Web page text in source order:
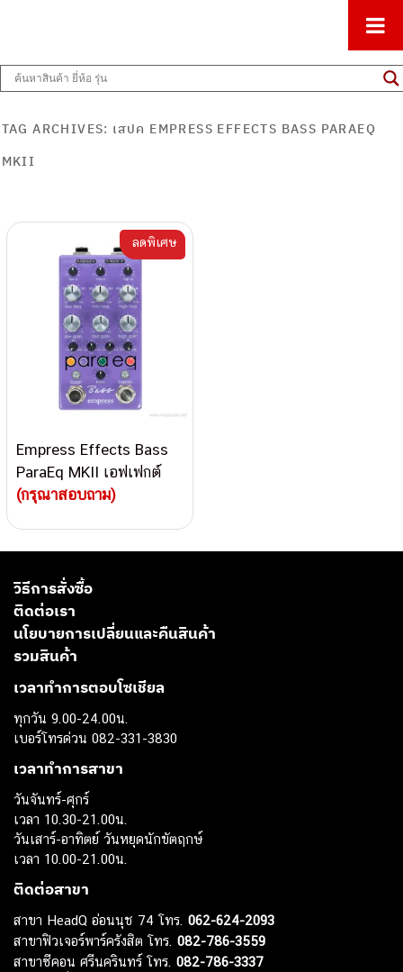
Music Arms
TAG ARCHIVES: เสปค EMPRESS EFFECTS BASS PARAEQ
MKII
Empress Effects Bass
ParaEq MKII เอฟเฟกต์
พาราเมตริกอีคิวสำหรับ
(กรุณาสอบถาม)
ลดพิเศษ
วิธีการสั่งซื้อ
ติดต่อเรา
นโยบายการเปลี่ยนและคืนสินค้า
รวมสินค้า
เวลาทำการตอบโซเชียล
ทุกวัน 9.00-24.00น.
เบอร์โทรด่วน 082-331-3830
เวลาทำการสาขา
วันจันทร์-ศุกร์
เวลา 10.30-21.00น.
วันเสาร์-อาทิตย์ วันหยุดนักขัตฤกษ์
เวลา 10.00-21.00น.
ติดต่อสาขา
สาขา HeadQ อ่อนนุช 74 โทร. 062-624-2093
สาขาฟิวเจอร์พาร์ครังสิต โทร. 082-786-3559
สาขาซีคอน ศรีนครินทร์ โทร. 082-786-3337